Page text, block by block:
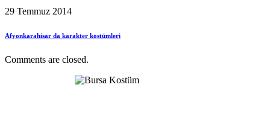
29 Temmuz 2014
Afyonkarahisar da karakter kostümleri
Comments are closed.